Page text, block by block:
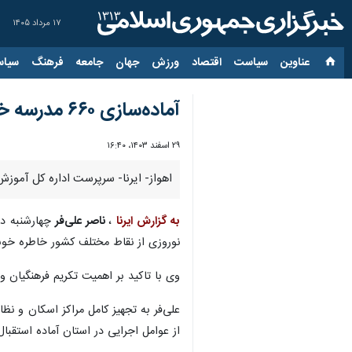
۱۷ مرداد ۱۴۰۵
عناوین‌ سیاست اقتصاد ورزش جهان جامعه فرهنگ
آماده‌سازی ۶۶۰ مدرسه خوزستان برای اسکان مسافران نوروزی
۲۹ اسفند ۱۴۰۳، ۱۶:۴۰